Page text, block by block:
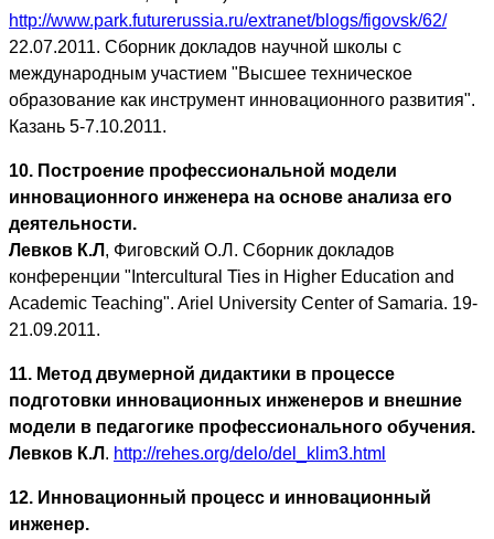
http://www.park.futurerussia.ru/extranet/blogs/figovsk/62/
22.07.2011. Сборник докладов научной школы с
международным участием "Высшее техническое
образование как инструмент инновационного развития".
Казань 5-7.10.2011.
10. Построение профессиональной модели
инновационного инженера на основе анализа его
деятельности.
Левков К.Л , Фиговский О.Л. Сборник докладов
конференции "Intercultural Ties in Higher Education and
Academic Teaching". Ariel University Center of Samaria. 19-
21.09.2011.
11. Метод двумерной дидактики в процессе
подготовки инновационных инженеров и внешние
модели в педагогике профессионального обучения.
Левков К.Л . http://rehes.org/delo/del_klim3.html
12. Инновационный процесс и инновационный
инженер.